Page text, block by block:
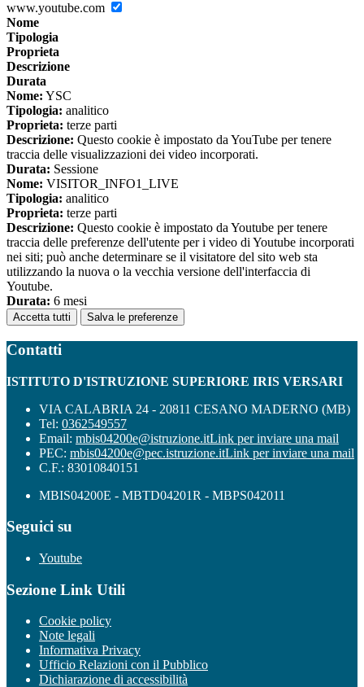
www.youtube.com
Nome
Tipologia
Proprieta
Descrizione
Durata
Nome: YSC
Tipologia: analitico
Proprieta: terze parti
Descrizione: Questo cookie è impostato da YouTube per tenere
traccia delle visualizzazioni dei video incorporati.
Durata: Sessione
Nome: VISITOR_INFO1_LIVE
Tipologia: analitico
Proprieta: terze parti
Descrizione: Questo cookie è impostato da Youtube per tenere
traccia delle preferenze dell'utente per i video di Youtube incorporati
nei siti; può anche determinare se il visitatore del sito web sta
utilizzando la nuova o la vecchia versione dell'interfaccia di
Youtube.
Durata: 6 mesi
Accetta tutti Salva le preferenze
Contatti
ISTITUTO D'ISTRUZIONE SUPERIORE IRIS VERSARI
VIA CALABRIA 24 - 20811 CESANO MADERNO (MB)
Tel: 0362549557
Email: mbis04200e@istruzione.itLink per inviare una mail
PEC: mbis04200e@pec.istruzione.itLink per inviare una mail
C.F.: 83010840151
MBIS04200E - MBTD04201R - MBPS042011
Seguici su
Youtube
Sezione Link Utili
Cookie policy
Note legali
Informativa Privacy
Ufficio Relazioni con il Pubblico
Dichiarazione di accessibilità